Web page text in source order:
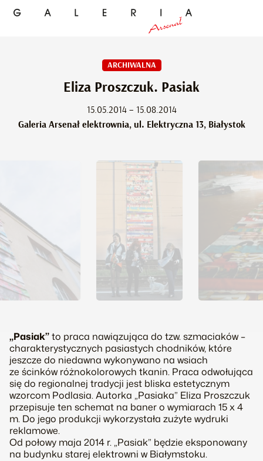
ARCHIWALNA
Eliza Proszczuk. Pasiak
15.05.2014 – 15.08.2014
Galeria Arsenał elektrownia, ul. Elektryczna 13, Białystok
„Pasiak”to praca nawiązująca do tzw. szmaciaków –
charakterystycznych pasiastych chodników, które
jeszcze do niedawna wykonywano na wsiach
ze ścinków różnokolorowych tkanin. Praca odwołująca
się do regionalnej tradycji jest bliska estetycznym
wzorcom Podlasia. Autorka „Pasiaka” Eliza Proszczuk
przepisuje ten schemat na baner o wymiarach 15 x 4
m. Do jego produkcji wykorzystała zużyte wydruki
reklamowe.
Od połowy maja 2014 r. „Pasiak” będzie eksponowany
na budynku starej elektrowni w Białymstoku.